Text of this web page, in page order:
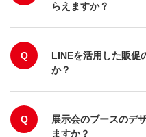
らえますか？
Q
LINEを活用した販促
か？
Q
展示会のブースのデ
ますか？